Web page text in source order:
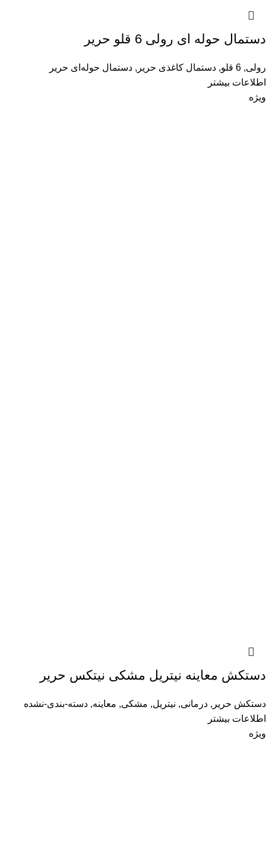
دستمال حوله ای رولی 6 قلو حریر
رولی, 6 قلو , دستمال کاغذی حریر , دستمال حوله‌ای حریر
اطلاعات بیشتر
ویژه
دستکش معاینه نیتریل مشکی نیتکس حریر
دستکش حریر , درمانی, نیتریل, مشکی, معاینه, دسته-بندی-نشده
اطلاعات بیشتر
ویژه